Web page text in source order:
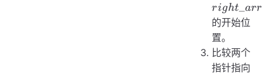
right arr
的开始位
置。
比较两个
指针指向